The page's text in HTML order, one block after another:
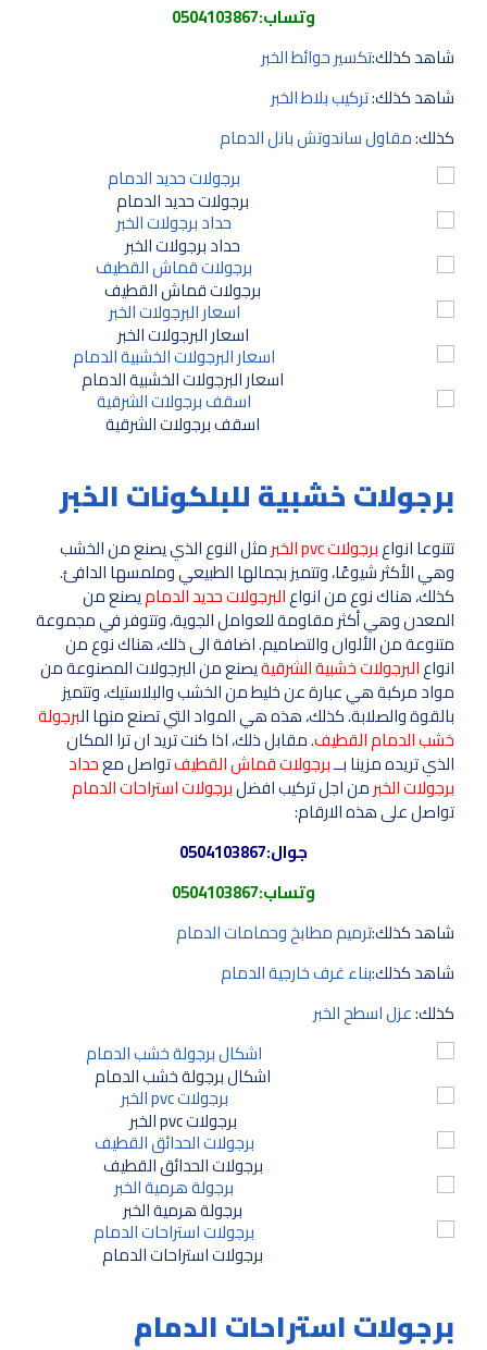
وتساب:0504103867
شاهد كذلك:تكسير حوائط الخبر
شاهد كذلك:تركيب بلاط الخبر
كذلك:مقاول ساندوتش بانل الدمام
برجولات حديد الدمام
حداد برجولات الخبر
برجولات قماش القطيف
اسعار البرجولات الخبر
اسعار البرجولات الخشبية الدمام
اسقف برجولات الشرقية
برجولات خشبية للبلكونات الخبر
تتنوعا انواعبرجولات pvc الخبر مثل النوع الذي يصنع من الخشب
وهي الأكثر شيوعًا، وتتميز بجمالها الطبيعي وملمسها الدافئ.
كذلك، هناك نوع من انواعالبرجولات حديد الدماميصنع من
المعدن وهي أكثر مقاومة للعوامل الجوية، وتتوفر في مجموعة
متنوعة من الألوان والتصاميم. اضافة الى ذلك، هناك نوع من
انواعالبرجولات خشبية الشرقيةيصنع من البرجولات المصنوعة من
مواد مركبة هي عبارة عن خليط من الخشب والبلاستيك، وتتميز
بالقوة والصلابة. كذلك، هذه هي المواد التي تصنع منها البرجولة
خشب الدمام القطيف. مقابل ذلك، اذا كنت تريد ان ترا المكان
الذي تريده مزينا بــبرجولات قماش القطيفتواصل معحداد
برجولات الخبرمن اجل تركيب افضلبرجولات استراحات الدمام
تواصل على هذه الارقام:
جوال:0504103867
وتساب:0504103867
شاهد كذلك:ترميم مطابخ وحمامات الدمام
شاهد كذلك:بناء غرف خارجية الدمام
كذلك:عزل اسطح الخبر
اشكال برجولة خشب الدمام
برجولات pvc الخبر
برجولات الحدائق القطيف
برجولة هرمية الخبر
برجولات استراحات الدمام
برجولات استراحات الدمام